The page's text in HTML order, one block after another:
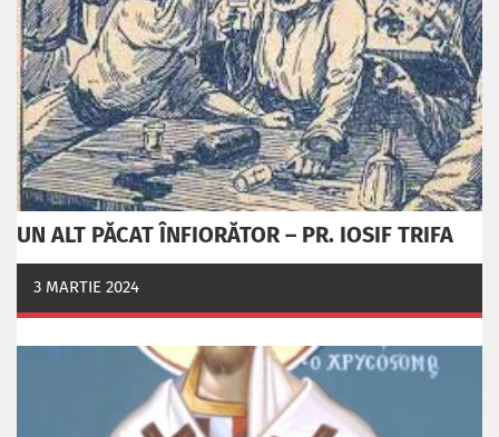
UN ALT PĂCAT ÎNFIORĂTOR – PR. IOSIF TRIFA
3 MARTIE 2024